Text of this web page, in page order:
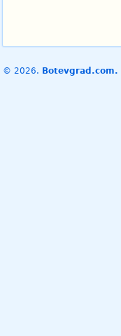
© 2026. Botevgrad.com.